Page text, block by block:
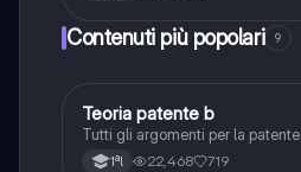
Contenuti più popolari 9
Altro
Teoria patente b
Tutti gli argomenti per la patente
1ªl 22,468 719